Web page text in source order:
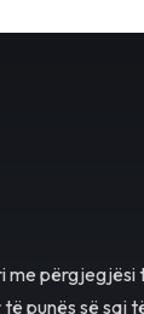
me
punës së saj